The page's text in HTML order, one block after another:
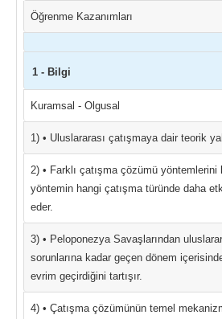
Öğrenme Kazanımları
1 - Bilgi
Kuramsal - Olgusal
1) • Uluslararası çatışmaya dair teorik
2) • Farklı çatışma çözümü yöntemlerini
yöntemin hangi çatışma türünde daha
eder.
3) • Peloponezya Savaşlarından
sorunlarına kadar geçen dönem
evrim geçirdiğini tartışır.
4) • Çatışma çözümünün temel